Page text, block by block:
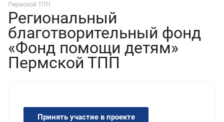
Пермской ТПП
Региональный
благотворительный фонд
«Фонд помощи детям»
Пермской ТПП
Принять участие в проекте